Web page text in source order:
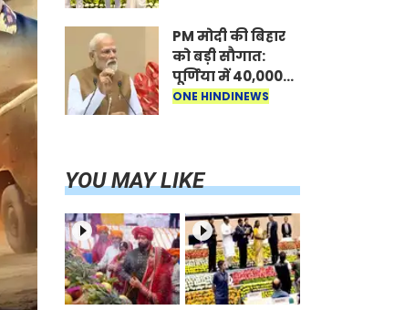
विकास का परचम
PM मोदी की बिहार
को बड़ी सौगात:
पूर्णिया में 40,000
करोड़ की विकास
का नया युग शुरू
ONE HINDINEWS
YOU MAY LIKE